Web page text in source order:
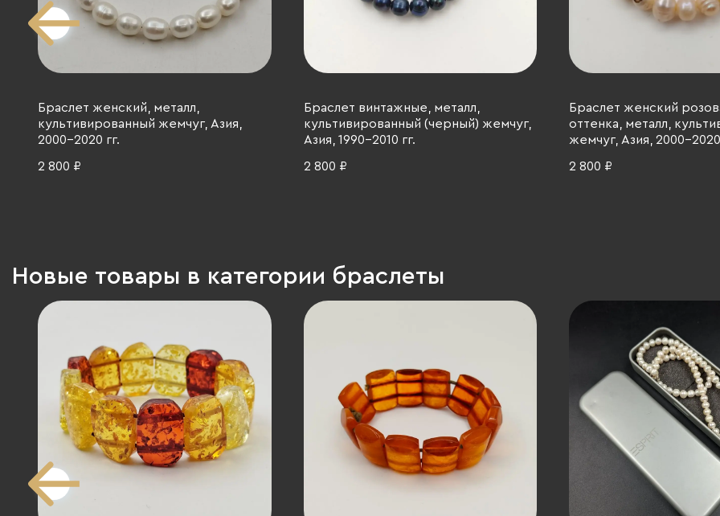
Браслет женский, металл,
культивированный жемчуг, Азия,
2000-2020 гг.
2 800 ₽
Браслет винтажные, металл,
культивированный (черный) жемчуг,
Азия, 1990-2010 гг.
2 800 ₽
Браслет женский
оттенка, металл,
жемчуг, Азия, 2000-2020
2 800 ₽
Новые товары в категории браслеты